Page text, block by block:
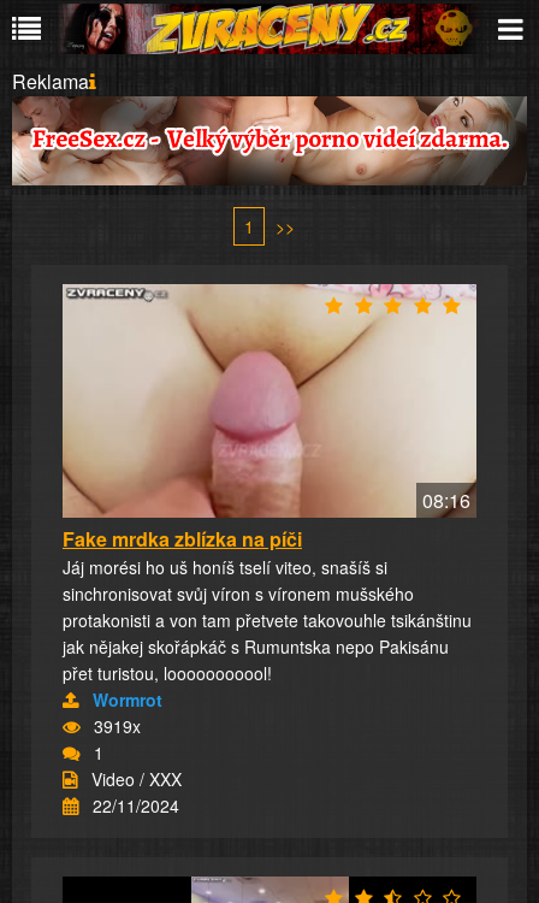
Reklama
1 >>
08:16
Fake mrdka zblízka na píči
Jáj morési ho uš honíš tselí viteo, snašíš si
sinchronisovat svůj víron s víronem mušského
protakonisti a von tam přetvete takovouhle tsikánštinu
jak nějakej skořápkáč s Rumuntska nepo Pakisánu
přet turistou, looooooooool!
Wormrot
3919x
1
Video / XXX
22/11/2024